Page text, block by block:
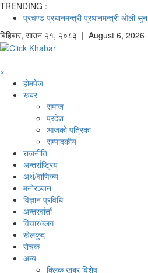
TRENDING :
प्रचण्ड प्रधानमन्त्री प्रधानमन्त्री ओली सुन
बिहिबार, साउन २१, २०८३ | August 6, 2026
×
होमपेज
खबर
समाज
प्रदेश
आजको पत्रिका
सम्पादकीय
राजनीति
अन्तर्राष्ट्रिय
अर्थ/वाणिज्य
मनाेरञ्जन
विज्ञान प्रविधि
अन्तरर्वार्ता
विचार/ब्लग
खेलकुद
रोचक
अन्य
क्लिक खबर विशेष